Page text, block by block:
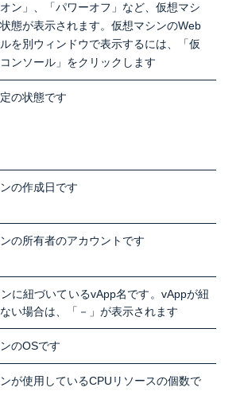
オン」、「パワーオフ」など、仮想マシ
態が表示されます。仮想マシンのWeb
を別ウィンドウで表示するには、「仮
ンソール」をクリックします
の状態です
の作成日です
の所有者のアカウントです
に紐づいているvApp名です。vAppが紐
い場合は、「－」が表示されます
のOSです
が使用しているCPUリソースの個数で